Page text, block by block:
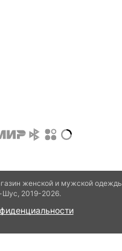
женской и мужской
Шуc, 2019-2026.